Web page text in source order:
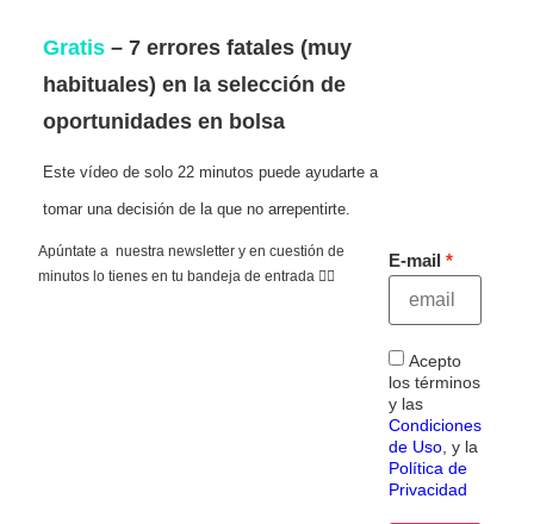
Gratis – 7 errores fatales (muy
habituales) en la selección de
oportunidades en bolsa
Este vídeo de solo 22 minutos puede ayudarte a
tomar una decisión de la que no arrepentirte.
Apúntate a nuestra newsletter y en cuestión de
minutos lo tienes en tu bandeja de entrada 👇🏻
E-mail
Acepto
los términos
y las
Condiciones
de Uso, y la
Política de
Privacidad